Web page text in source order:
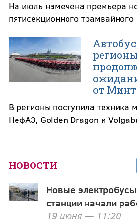
На июль намечена премьера
пятисекционного трамвайного
от
В регионы поступила техника
НефАЗ, Golden Dragon и
НОВОСТИ
Новые
станции начали
19 июня — 11:20